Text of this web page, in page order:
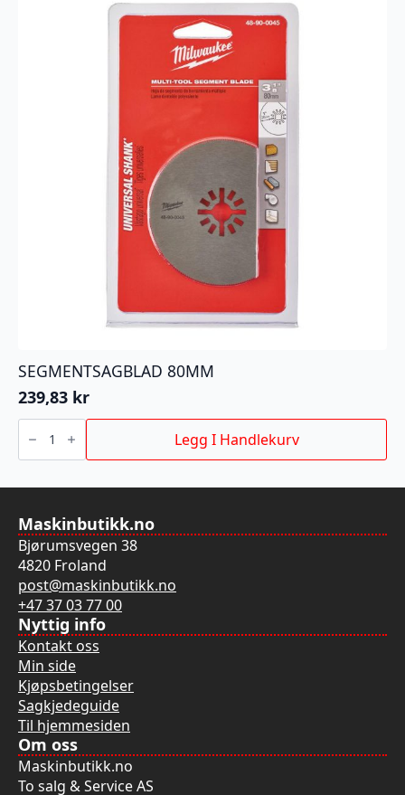
SEGMENTSAGBLAD 80MM
239,83 kr
SEGMENTSAGBLAD
80MM Legg I Handlekurv
Maskinbutikk.no
Bjørumsvegen 38
4820 Froland
post@maskinbutikk.no
+47 37 03 77 00
Nyttig info
Kontakt oss
Min side
Kjøpsbetingelser
Sagkjedeguide
Til hjemmesiden
Om oss
Maskinbutikk.no
To salg & Service AS